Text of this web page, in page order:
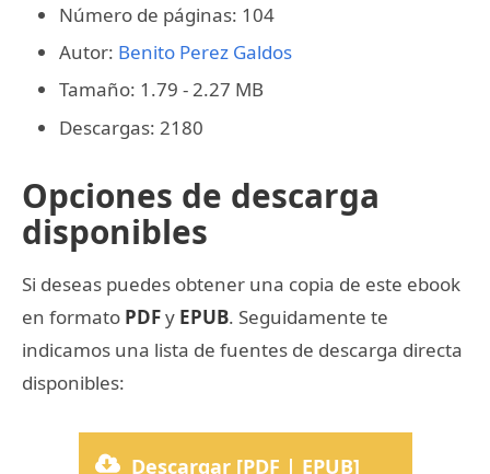
Número de páginas: 104
Autor: Benito Perez Galdos
Tamaño: 1.79 - 2.27 MB
Descargas: 2180
Opciones de descarga
disponibles
Si deseas puedes obtener una copia de este ebook
en formato PDFy EPUB. Seguidamente te
indicamos una lista de fuentes de descarga directa
disponibles:
Descargar [PDF | EPUB]